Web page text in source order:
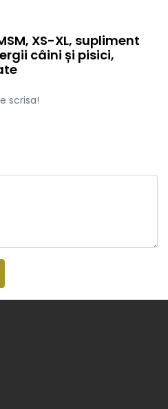
XS-XL, supliment
câini și pisici,
scrisa!